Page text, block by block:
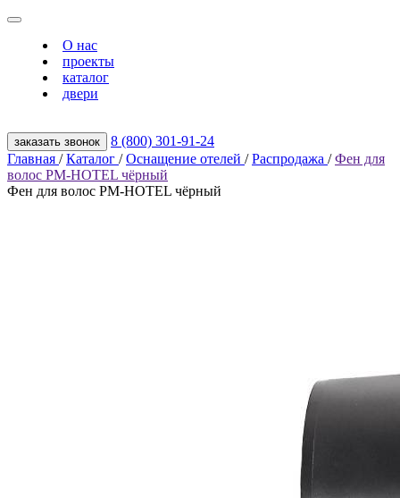
О нас
проекты
каталог
двери
заказать звонок
8 (800) 301‑91‑24
Главная / Каталог / Оснащение отелей / Распродажа / Фен для
волос PM-HOTEL чёрный
Фен для волос PM-HOTEL чёрный